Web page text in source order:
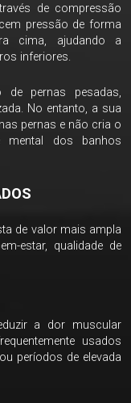
de compressão
pressão de forma
cima, ajudando a
inferiores.
pernas pesadas,
No entanto, a sua
pernas e não cria o
mental dos banhos
de valor mais ampla
estar, qualidade de
a dor muscular
usados
períodos de elevada